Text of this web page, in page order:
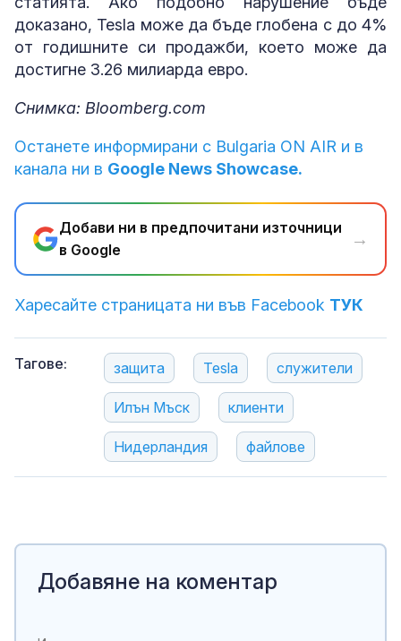
доказано, Tesla може да бъде глобена с до 4%
от годишните си продажби, което може да
достигне 3.26 милиарда евро.
Снимка: Bloomberg.com
Останете информирани с Bulgaria ON AIR и в
канала ни в Google News Showcase.
Добави ни в предпочитани източници
в Google
→
Харесайте страницата ни във Facebook ТУК
Тагове: защита Tesla служители
Илън Мъск клиенти
Нидерландия файлове
Добавяне на коментар